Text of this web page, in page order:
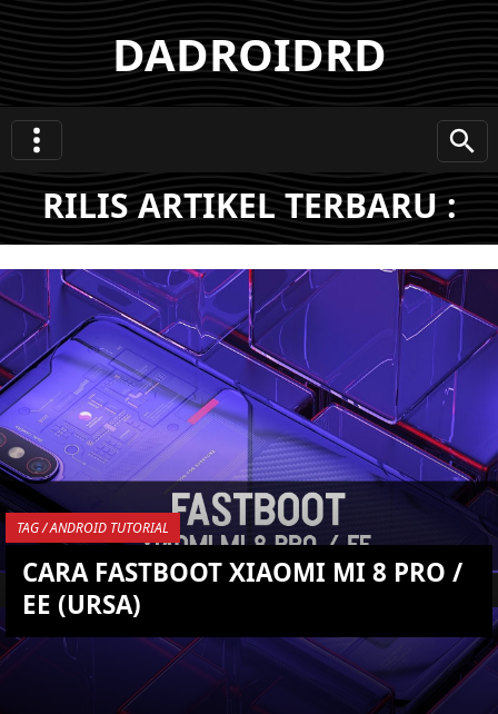
DADROIDRD
RILIS ARTIKEL TERBARU :
TAG / ANDROID TUTORIAL
CARA FASTBOOT XIAOMI MI 8 PRO /
EE (URSA)